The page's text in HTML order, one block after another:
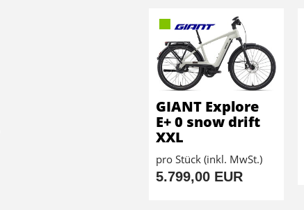
GIANT Explore
E+ 0 snow drift
XXL
pro Stück (inkl. MwSt.)
5.799,00 EUR